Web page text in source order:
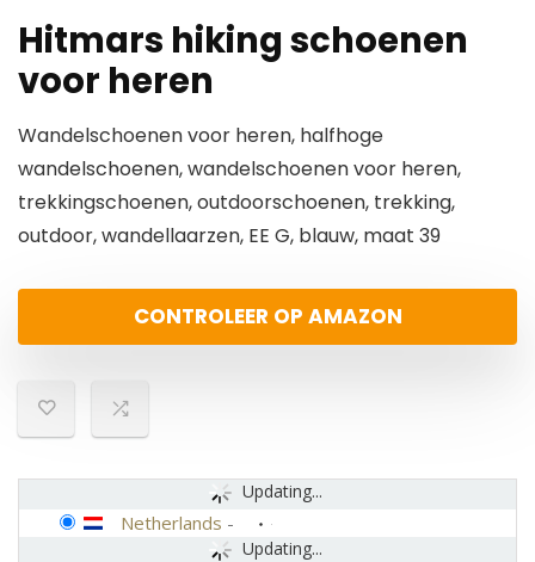
Hitmars hiking schoenen
voor heren
Wandelschoenen voor heren, halfhoge
wandelschoenen, wandelschoenen voor heren,
trekkingschoenen, outdoorschoenen, trekking,
outdoor, wandellaarzen, EE G, blauw, maat 39
CONTROLEER OP AMAZON
Updating...
Updating...
Netherlands -